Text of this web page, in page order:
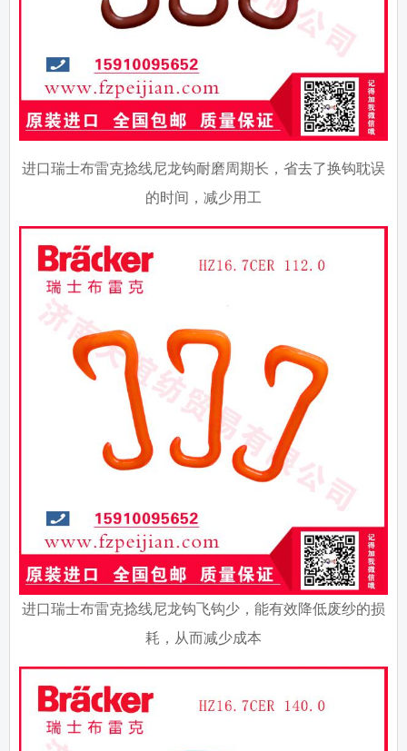
进口瑞士布雷克捻线尼龙钩耐磨周期长，省去了换钩耽误
的时间，减少用工
进口瑞士布雷克捻线尼龙钩飞钩少，能有效降低废纱的损
耗，从而减少成本